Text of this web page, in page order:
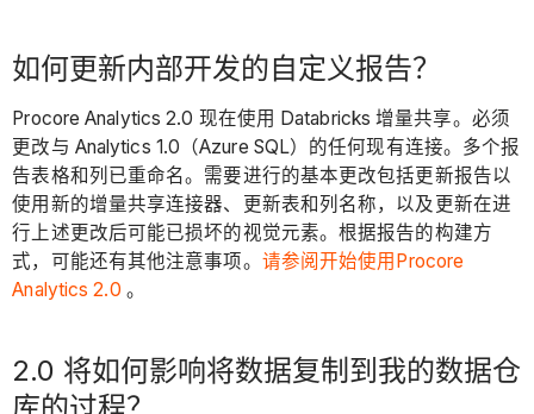
如何更新内部开发的自定义报告？
Procore Analytics 2.0 现在使用 Databricks 增量共享。必须
更改与 Analytics 1.0（Azure SQL）的任何现有连接。多个报
告表格和列已重命名。需要进行的基本更改包括更新报告以
使用新的增量共享连接器、更新表和列名称，以及更新在进
行上述更改后可能已损坏的视觉元素。根据报告的构建方
式，可能还有其他注意事项。 请参阅开始使用Procore
Analytics 2.0 。
2.0 将如何影响将数据复制到我的数据仓